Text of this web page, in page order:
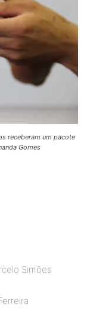
receberam um pacote
Gomes
Simões